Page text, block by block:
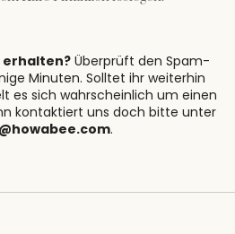
erhalten?Überprüft den Spam-
Minuten. Solltet ihr weiterhin
es sich wahrscheinlich um einen
kontaktiert uns doch bitte unter
.